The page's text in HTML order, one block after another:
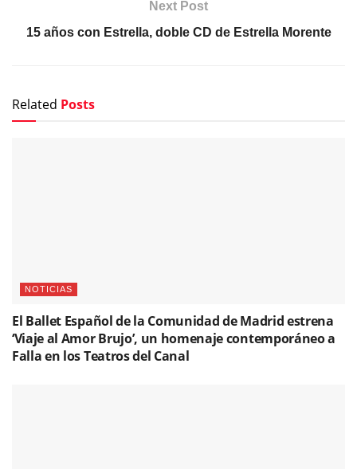
Next Post
15 años con Estrella, doble CD de Estrella Morente
Related Posts
NOTICIAS
El Ballet Español de la Comunidad de Madrid estrena
‘Viaje al Amor Brujo’, un homenaje contemporáneo a
Falla en los Teatros del Canal